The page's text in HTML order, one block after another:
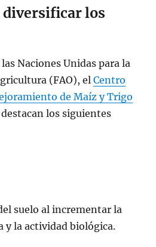
diversificar los
Naciones Unidas para la
(FAO), elCentro
de Maíz y Trigo
destacan los siguientes
suelo al incrementar la
y la actividad biológica.